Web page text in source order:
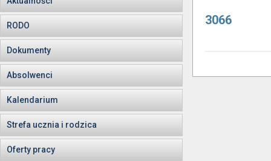
RODO
Dokumenty
Absolwenci
Kalendarium
Strefa ucznia i rodzica
Oferty pracy
3066